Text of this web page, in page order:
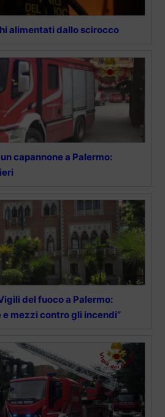
alimentati dallo scirocco
capannone a Palermo:
del fuoco a Palermo:
e mezzi contro gli incendi”